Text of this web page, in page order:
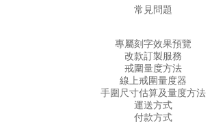
常見問題
專屬刻字效果預覽
改款訂製服務
戒圍量度方法
線上戒圍量度器
手圍尺寸估算及量度方法
運送方式
付款方式